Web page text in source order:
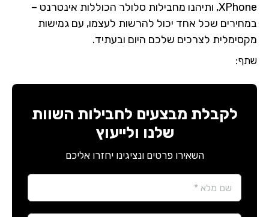
שתף:
XPhone, ותיהנו מחבילות סלולר הכוללות אינטרנט –
במחירים שכל אחד יכול להרשות לעצמו, עם גמישות
מקסימלית לצרכים שלכם היום ובעתיד.
לקבלת מבצעים לחבילות השוות
שלנו ולייעוץ
השאירו פרטים ונציגינו יחזרו אליכם
Name